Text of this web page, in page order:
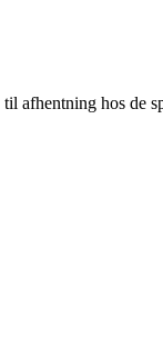
afhentning hos de